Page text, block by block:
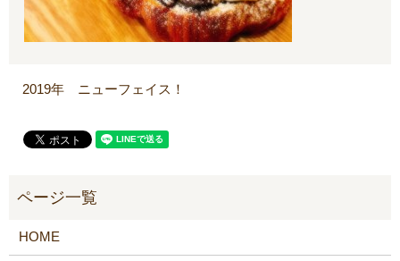
2019年 ニューフェイス！
HOME